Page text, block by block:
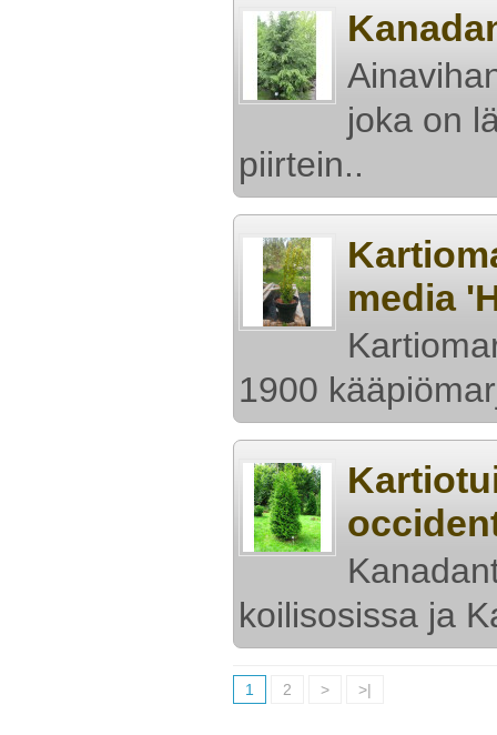
joka on
piirtein..
media
1900
koilisosissa ja
1 2 > >|